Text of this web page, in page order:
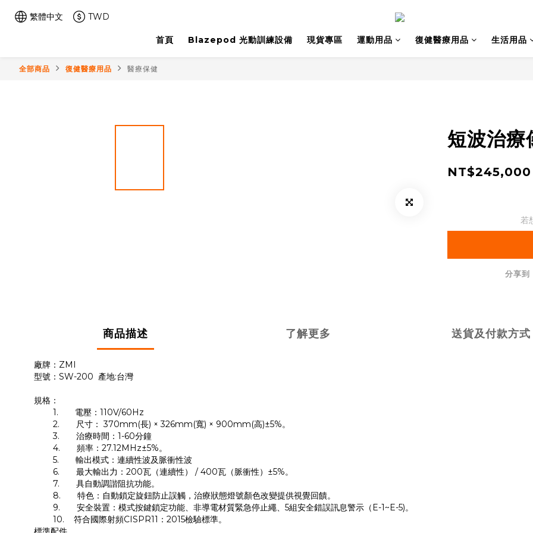
繁體中文 TWD
首頁 Blazepod 光動訓練設備 現貨專區 運動用品 復健醫療用品 生活用品
全部商品 復健醫療用品 醫療保健
短波治療
NT$245,000
若
分享到
商品描述 了解更多 送貨及付款方式
廠牌： ZMI
型號： SW-200 產地:台灣
規格：
1.
電壓： 110V/60Hz
2.
尺寸： 370mm(長) × 326mm(寬) × 900mm(高)±5%。
3.
治療時間： 1-60分鐘
4.
頻率： 27.12MHz±5%。
5.
輸出模式：連續性波及脈衝性波
6.
最大輸出力： 200瓦（連續性） / 400瓦（脈衝性）±5%。
7.
具自動調諧阻抗功能。
8.
特色：自動鎖定旋鈕防止誤觸，治療狀態燈號顏色改變提供視覺回饋。
9.
安全裝置：模式按鍵鎖定功能、非導電材質緊急停止繩、 5組安全錯誤訊息警示（E-1~E-5)。
10.
符合國際射頻CISPR11 ： 2015檢驗標準。